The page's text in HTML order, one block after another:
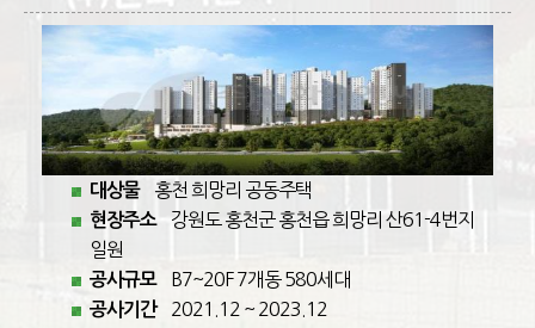
대상물 홍천 희망리 공동주택
현장주소
강원도 홍천군 홍천읍 희망리 산61-4번지
일원
공사규모 B7~20F 7개동 580세대
공사기간 2021.12 ~ 2023.12